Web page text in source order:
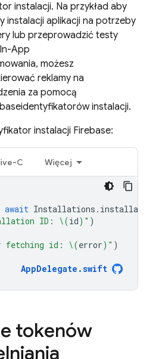
instalacji. Na przykład aby
instalacji aplikacji na potrzeby
lub przeprowadzić testy
App
możesz
reklamy na
za pomocą
identyfikatorów instalacji.
instalacji Firebase:
C Więcej
await Installations . installations
ID: \(id) " )
fetching id: \(error) " )
AppDelegate .swift
tokenów